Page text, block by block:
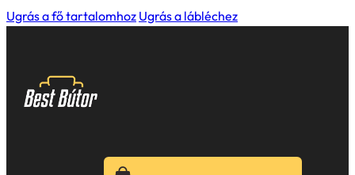
Ugrás a fő tartalomhoz Ugrás a lábléchez